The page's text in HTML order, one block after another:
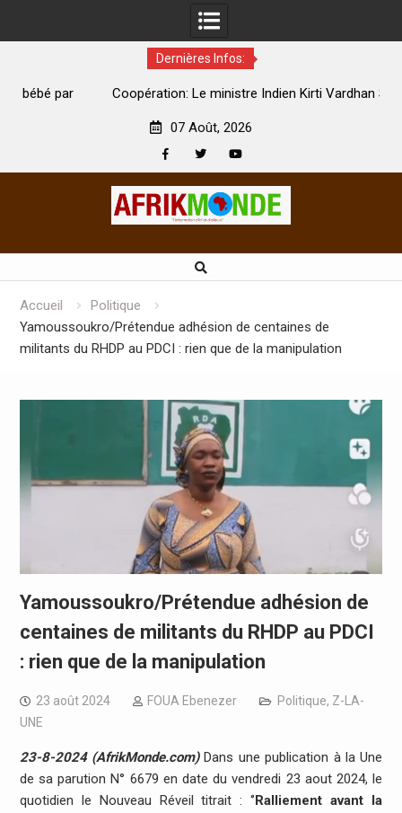
Dernières Infos:
Coopération: Le ministre Indien Kirti Vardhan Singh à
07 Août, 2026
Accueil
Politique
Yamoussoukro/Prétendue adhésion de centaines de
militants du RHDP au PDCI : rien que de la manipulation
Yamoussoukro/Prétendue adhésion de
centaines de militants du RHDP au PDCI
: rien que de la manipulation
23 août 2024 FOUA Ebenezer Politique, Z-LA-
UNE
23-8-2024 (AfrikMonde.com)Dans une publication à la Une
de sa parution N° 6679 en date du vendredi 23 aout 2024, le
quotidien le Nouveau Réveil titrait : ‘’ Ralliement avant la